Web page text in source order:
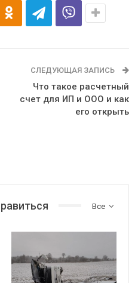
СЛЕДУЮЩАЯ ЗАПИСЬ
Что такое расчетный
счет для ИП и ООО и как
его открыть
Все